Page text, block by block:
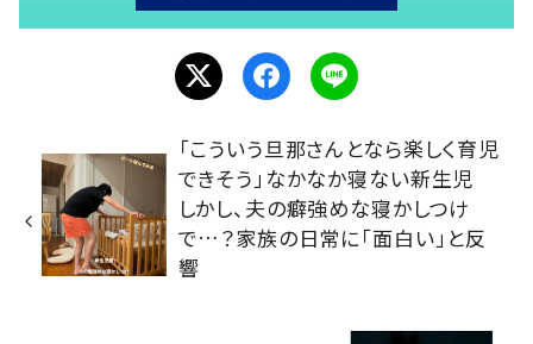
「こういう旦那さんとなら楽しく育児
できそう」なかなか寝ない新生児
しかし、夫の癖強めな寝かしつけ
で…？家族の日常に「面白い」と反
響